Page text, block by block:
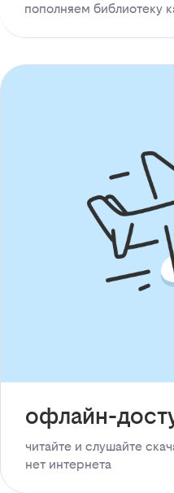
пополняем библиотеку
офлайн-
читайте и слушайте
нет интернета